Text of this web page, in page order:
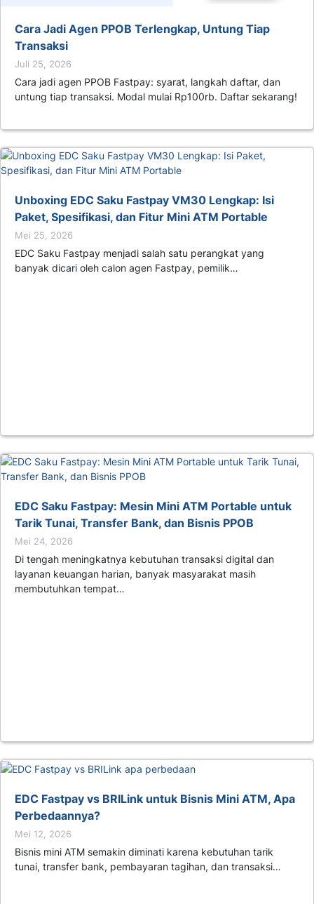
Cara Jadi Agen PPOB Terlengkap, Untung Tiap
Transaksi
Juli 25, 2026
Cara jadi agen PPOB Fastpay: syarat, langkah daftar, dan
untung tiap transaksi. Modal mulai Rp100rb. Daftar sekarang!
Unboxing EDC Saku Fastpay VM30 Lengkap: Isi
Paket, Spesifikasi, dan Fitur Mini ATM Portable
Mei 25, 2026
EDC Saku Fastpay menjadi salah satu perangkat yang
banyak dicari oleh calon agen Fastpay, pemilik…
EDC Saku Fastpay: Mesin Mini ATM Portable untuk
Tarik Tunai, Transfer Bank, dan Bisnis PPOB
Mei 24, 2026
Di tengah meningkatnya kebutuhan transaksi digital dan
layanan keuangan harian, banyak masyarakat masih
membutuhkan tempat…
EDC Fastpay vs BRILink untuk Bisnis Mini ATM, Apa
Perbedaannya?
Mei 12, 2026
Bisnis mini ATM semakin diminati karena kebutuhan tarik
tunai, transfer bank, pembayaran tagihan, dan transaksi…